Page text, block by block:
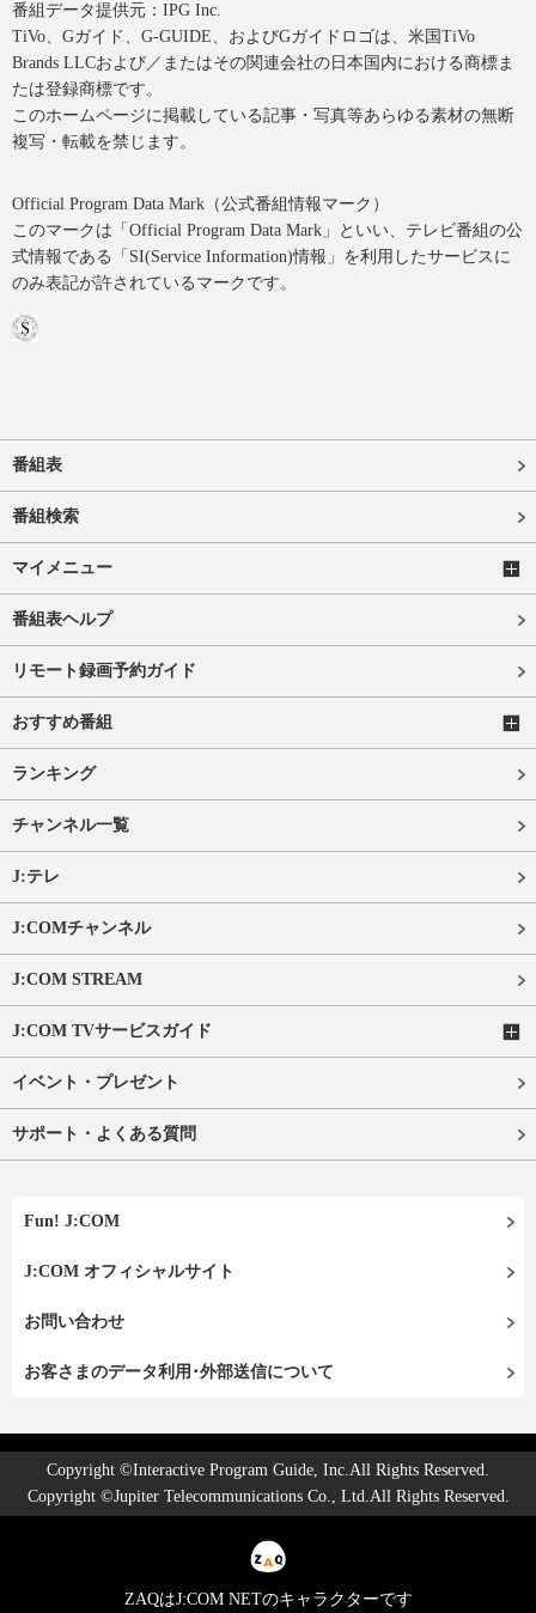
番組データ提供元：IPG Inc.
TiVo、Gガイド、G-GUIDE、およびGガイドロゴは、米国TiVo
Brands LLCおよび／またはその関連会社の日本国内における商標ま
たは登録商標です。
このホームページに掲載している記事・写真等あらゆる素材の無断
複写・転載を禁じます。
Official Program Data Mark（公式番組情報マーク）
このマークは「Official Program Data Mark」といい、テレビ番組の公
式情報である「SI(Service Information)情報」を利用したサービスに
のみ表記が許されているマークです。
番組表
番組検索
マイメニュー
番組表ヘルプ
リモート録画予約ガイド
おすすめ番組
ランキング
チャンネル一覧
J:テレ
J:COMチャンネル
J:COM STREAM
J:COM TVサービスガイド
イベント・プレゼント
サポート・よくある質問
Fun! J:COM
J:COM オフィシャルサイト
お問い合わせ
お客さまのデータ利用･外部送信について
Copyright ©Interactive Program Guide, Inc.All Rights Reserved.
Copyright ©Jupiter Telecommunications Co., Ltd.All Rights Reserved.
ZAQはJ:COM NETのキャラクターです